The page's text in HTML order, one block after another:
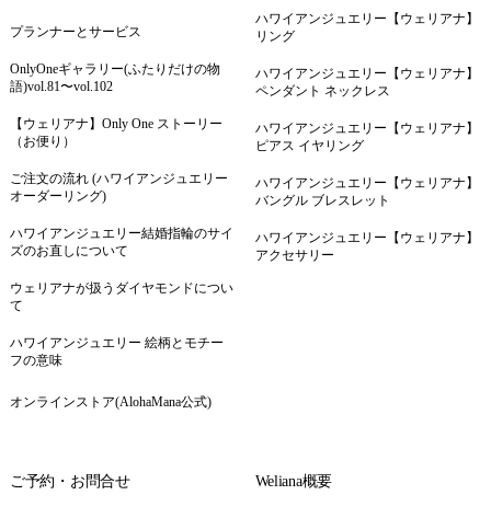
プランナーとサービス
OnlyOneギャラリー(ふたりだけの物
語)vol.81〜vol.102
【ウェリアナ】Only One ストーリー
（お便り）
ご注文の流れ (ハワイアンジュエリー
オーダーリング)
ハワイアンジュエリー結婚指輪のサイ
ズのお直しについて
ウェリアナが扱うダイヤモンドについ
て
ハワイアンジュエリー 絵柄とモチー
フの意味
オンラインストア(AlohaMana公式)
ハワイアンジュエリー【ウェリアナ】
リング
ハワイアンジュエリー【ウェリアナ】
ペンダント ネックレス
ハワイアンジュエリー【ウェリアナ】
ピアス イヤリング
ハワイアンジュエリー【ウェリアナ】
バングル ブレスレット
ハワイアンジュエリー【ウェリアナ】
アクセサリー
ご予約・お問合せ Weliana概要